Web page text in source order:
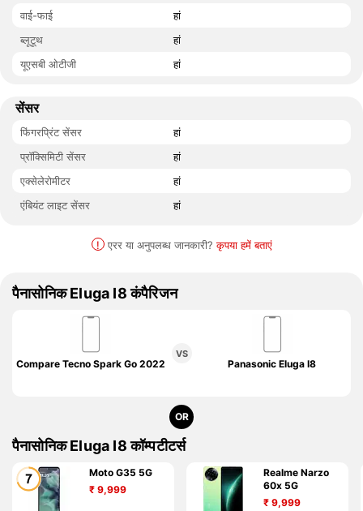
वाई-फाई
हां
ब्लूटूथ
हां
यूएसबी ओटीजी
हां
सेंसर
फिंगरप्रिंट सेंसर
हां
प्रॉक्सिमिटी सेंसर
हां
एक्सेलेरोमीटर
हां
एंबियंट लाइट सेंसर
हां
! एरर या अनुपलब्ध जानकारी?कृपया हमें बताएं
पैनासोनिक Eluga I8 कंपैरिजन
Compare Tecno Spark Go 2022
VS
Panasonic Eluga I8
OR
पैनासोनिक Eluga I8 कॉम्पटीटर्स
Moto G35 5G
₹ 9,999
Realme Narzo
60x 5G
₹ 9,999